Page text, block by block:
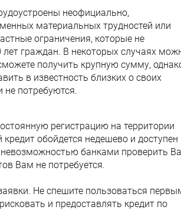
неофициально,
материальных трудностей или
ограничения, которые не
лет граждан. В некоторых случаях
получить крупную сумму,
в известность близких о своих
не потребуются.
регистрацию на территории
обойдется недешево и доступен
невозможностью банками проверить
Вам не потребуется.
Не спешите пользоваться
и предоставлять кредит по